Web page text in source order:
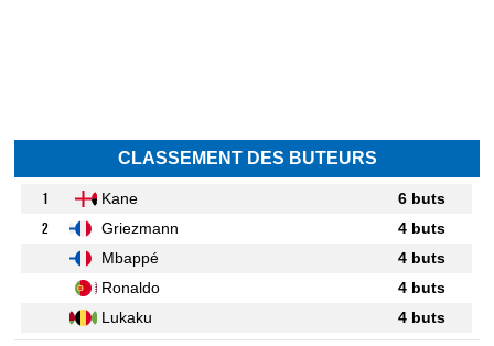
CLASSEMENT DES BUTEURS
1 Kane
6 buts
2
Griezmann
4 buts
Mbappé
4 buts
Ronaldo
4 buts
Lukaku
4 buts